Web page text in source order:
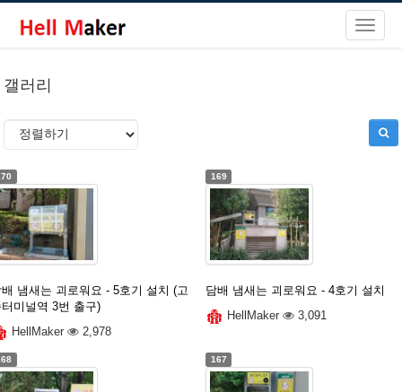
갤러리
배 냄새는 괴로워요 - 5호기 설치 (고
터미널역 3번 출구)
HellMaker
2,978
169
담배 냄새는 괴로워요 - 4호기 설치
HellMaker
3,091
167